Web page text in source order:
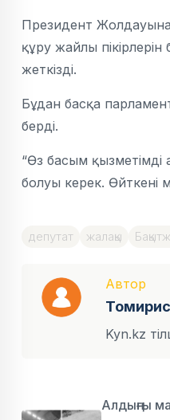
Президент
құру жайлы
жеткізді.
Бұдан басқа
берді.
“Өз басым
болуы керек. Өйткені
депутат жалақы
Автор
Томирис
Kyn.kz
Алдыңғы